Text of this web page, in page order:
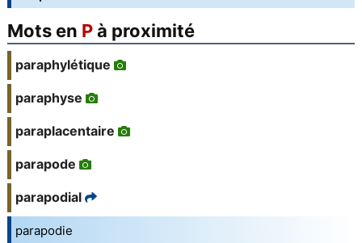
Mots en Pà proximité
paraphylétique
paraphyse
paraplacentaire
parapode
parapodial
parapodie